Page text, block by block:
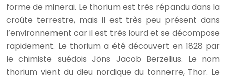
forme de minerai. Le thorium est très répandu dans la
croûte terrestre, mais il est très peu présent dans
l’environnement car il est très lourd et se décompose
rapidement. Le thorium a été découvert en 1828 par
le chimiste suédois Jöns Jacob Berzelius. Le nom
thorium vient du dieu nordique du tonnerre, Thor. Le